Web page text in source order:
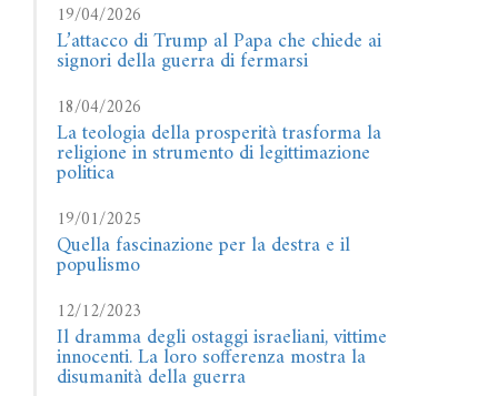
19/04/2026
L’attacco di Trump al Papa che chiede ai
signori della guerra di fermarsi
18/04/2026
La teologia della prosperità trasforma la
religione in strumento di legittimazione
politica
19/01/2025
Quella fascinazione per la destra e il
populismo
12/12/2023
Il dramma degli ostaggi israeliani, vittime
innocenti. La loro sofferenza mostra la
disumanità della guerra